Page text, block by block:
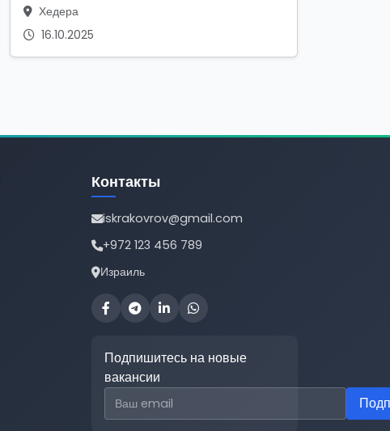
Хедера
16.10.2025
Контакты
iskrakovrov@gmail.com
+972 123 456 789
Израиль
Подпишитесь на новые
вакансии
Email для подписки